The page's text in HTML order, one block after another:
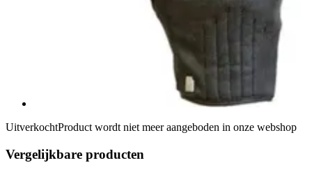
UitverkochtProduct wordt niet meer aangeboden in onze webshop
Vergelijkbare producten